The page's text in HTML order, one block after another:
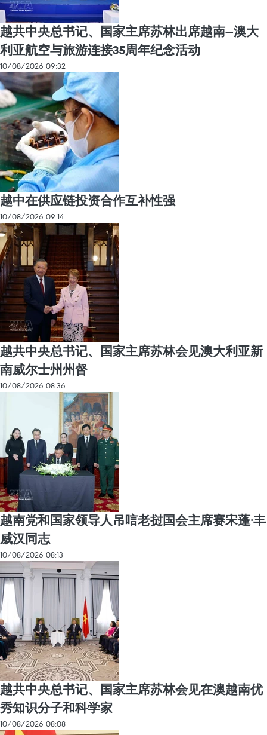
越共中央总书记、国家主席苏林出席越南—澳大
利亚航空与旅游连接35周年纪念活动
10/08/2026 09:32
越中在供应链投资合作互补性强
10/08/2026 09:14
越共中央总书记、国家主席苏林会见澳大利亚新
南威尔士州州督
10/08/2026 08:36
越南党和国家领导人吊唁老挝国会主席赛宋蓬·丰
威汉同志
10/08/2026 08:13
越共中央总书记、国家主席苏林会见在澳越南优
秀知识分子和科学家
10/08/2026 08:08